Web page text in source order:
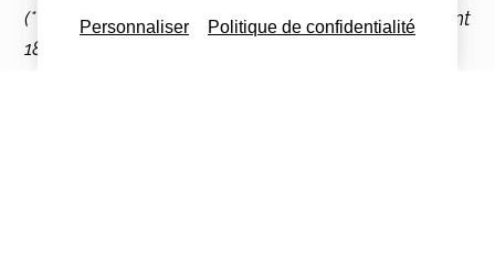
(* le calcul est le même en kWh en remplaçant
180 par 1.80 et 160 par 1.60)
Personnaliser Politique de confidentialité